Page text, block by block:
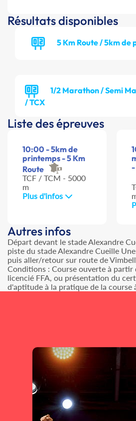
Résultats disponibles
5 Km Route / 5km de
1/2 Marathon / Semi
/ TCX
Liste des épreuves
10:00 - 5km de
printemps - 5 Km
Route
TCF / TCM - 5000
m
Plus d'infos
-
Autres infos
Départ devant le stade Alexandre
piste du stade Alexandre Cueille
puis aller/retour sur route de
Conditions : Course ouverte à partir
licencié FFA, ou présentation du
d'aptitude à la pratique de la course